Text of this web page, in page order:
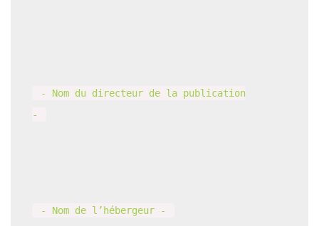
- Nom du directeur de la publication
-
- Nom de l’hébergeur -